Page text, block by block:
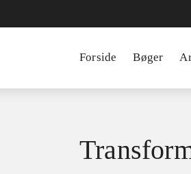
Forside Bøger